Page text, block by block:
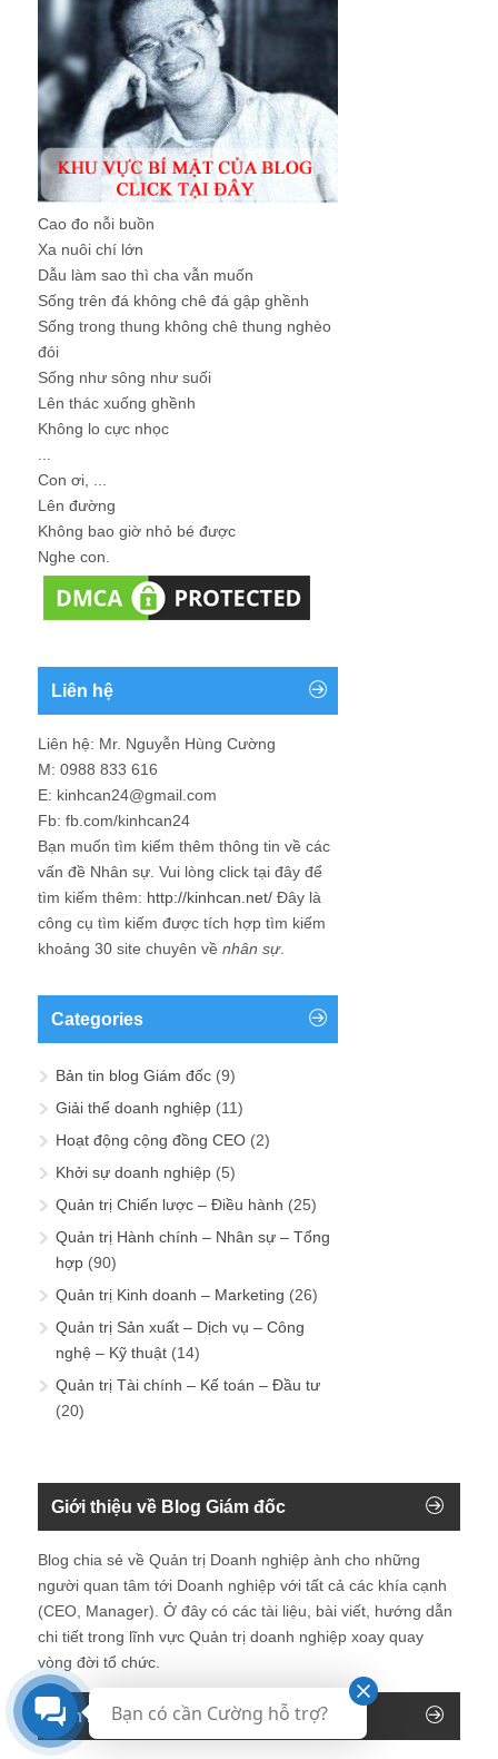
Cao đo nỗi buồn
Xa nuôi chí lớn
Dẫu làm sao thì cha vẫn muốn
Sống trên đá không chê đá gập ghềnh
Sống trong thung không chê thung nghèo
đói
Sống như sông như suối
Lên thác xuống ghềnh
Không lo cực nhọc
...
Con ơi, ...
Lên đường
Không bao giờ nhỏ bé được
Nghe con.
Liên hệ
Liên hệ: Mr. Nguyễn Hùng Cường
M: 0988 833 616
E: kinhcan24@gmail.com
Fb: fb.com/kinhcan24
Bạn muốn tìm kiếm thêm thông tin về các
vấn đề Nhân sự. Vui lòng click tại đây để
tìm kiếm thêm: http://kinhcan.net/ Đây là
công cụ tìm kiếm được tích hợp tìm kiếm
khoảng 30 site chuyên về nhân sự.
Categories
Bản tin blog Giám đốc (9)
Giải thể doanh nghiệp (11)
Hoạt động cộng đồng CEO (2)
Khởi sự doanh nghiệp (5)
Quản trị Chiến lược – Điều hành (25)
Quản trị Hành chính – Nhân sự – Tổng
hợp (90)
Quản trị Kinh doanh – Marketing (26)
Quản trị Sản xuất – Dịch vụ – Công
nghệ – Kỹ thuật (14)
Quản trị Tài chính – Kế toán – Đầu tư
(20)
Giới thiệu về Blog Giám đốc
Blog chia sẻ về Quản trị Doanh nghiệp ành cho những
người quan tâm tới Doanh nghiệp với tất cả các khía cạnh
(CEO, Manager). Ở đây có các tài liệu, bài viết, hướng dẫn
chi tiết trong lĩnh vực Quản trị doanh nghiệp xoay quay
vòng đời tổ chức.
Tìm kiếm trên blog
Bạn có cần Cường hỗ trợ?